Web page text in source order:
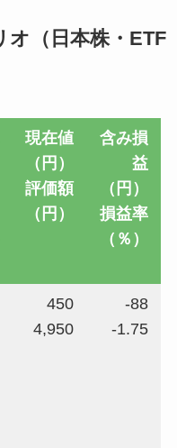
オ（日本株・ETF
現在値
（円）
評価額
（円）
含み損
益
（円）
損益率
（％）
450
4,950
-88
-1.75